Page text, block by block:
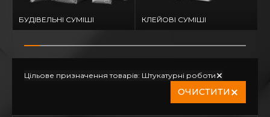
БУДІВЕЛЬНІ СУМІШІ КЛЕЙОВІ СУМІШІ
Цільове призначення товарів: Штукатурні роботи
ОЧИСТИТИ